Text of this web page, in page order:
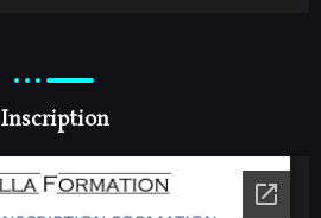
Inscription